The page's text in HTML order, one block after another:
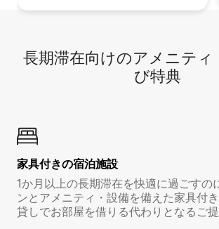
長期滞在向け⁠のア⁠メ⁠ニ⁠テ⁠ィ⁠
び特⁠典
家具付き⁠の宿⁠泊⁠施⁠設
1か月以上の長期滞在を快適に過ごすの
ンとアメニティ・設備を備えた家具付
貸しでお部屋を借りる代わりとなるご提